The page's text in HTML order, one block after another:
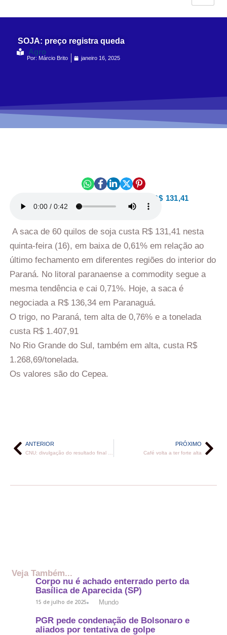
SOJA: preço registra queda
Agro
Por: Márcio Brito janeiro 16, 2025
No Paraná, o grão é cotado a R$ 131,41
A saca de 60 quilos de soja custa R$ 131,41 nesta
quinta-feira (16), em baixa de 0,61% em relação ao
último fechamento em diferentes regiões do interior do
Paraná. No litoral paranaense a commodity segue a
mesma tendência e cai 0,71%. Hoje, a saca é
negociada a R$ 136,34 em Paranaguá.
O trigo, no Paraná, tem alta de 0,76% e a tonelada
custa R$ 1.407,91
No Rio Grande do Sul, também em alta, custa R$
1.268,69/tonelada.
Os valores são do Cepea.
ANTERIOR PRÓXIMO
Café volta a ter forte alta
Veja Também...
Corpo nu é achado enterrado perto da
Basílica de Aparecida (SP)
15 de julho de 2025 Mundo
PGR pede condenação de Bolsonaro e
aliados por tentativa de golpe